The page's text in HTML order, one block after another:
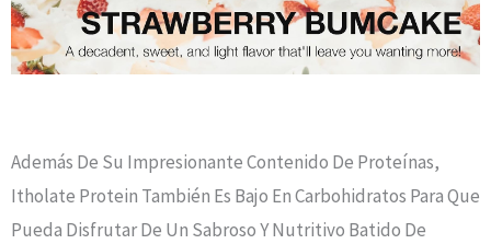
Además De Su Impresionante Contenido De Proteínas,
Itholate Protein También Es Bajo En Carbohidratos Para Que
Pueda Disfrutar De Un Sabroso Y Nutritivo Batido De